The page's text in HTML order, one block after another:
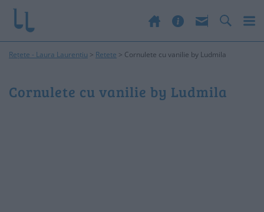
Rețete - Laura Laurențiu > Retete > Cornulete cu vanilie by Ludmila
Cornulete cu vanilie by Ludmila